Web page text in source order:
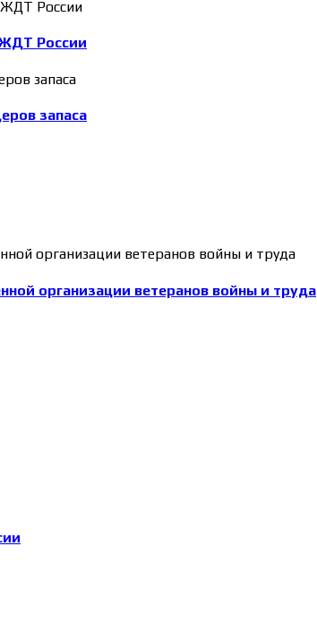
России
запаса
организации ветеранов войны и труда